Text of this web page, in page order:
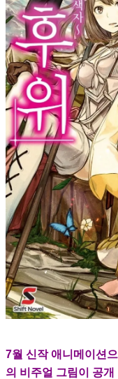
7월 신작 애니메이션
의 비주얼 그림이 공개